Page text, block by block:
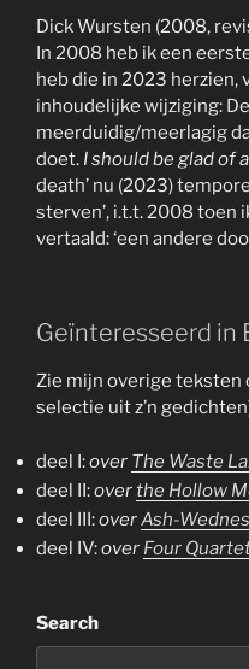
Dick Wursten (2008,
In 2008 heb ik een
heb die in 2023 herzien,
inhoudelijke wijziging:
meerduidig/meerlagig
doet. I should be glad of
death’ nu (2023)
sterven’, i.t.t. 2008 toen
vertaald: ‘een andere
Geïnteresseerd in
Zie mijn overige teksten
selectie uit z’n
deel I:over The Waste
deel II:over the Hollow
deel III:overAsh-
deel IV:over Four
Search